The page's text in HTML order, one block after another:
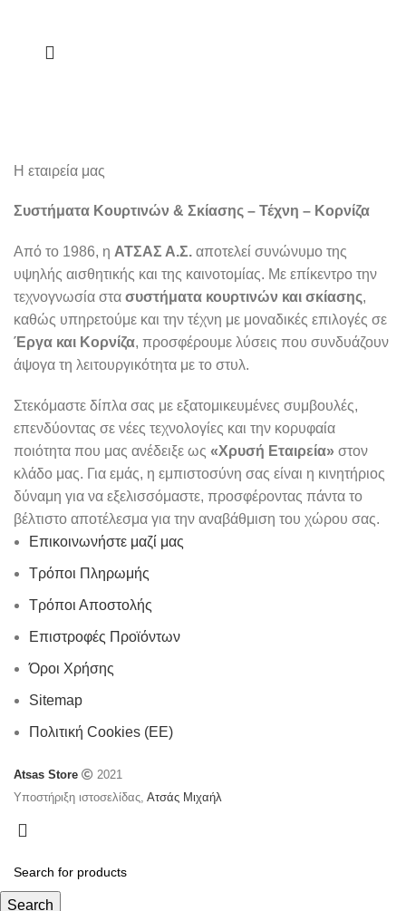
Η εταιρεία μας
Συστήματα Κουρτινών & Σκίασης – Τέχνη – Κορνίζα
Από το 1986, η ΑΤΣΑΣ Α.Σ. αποτελεί συνώνυμο της
υψηλής αισθητικής και της καινοτομίας. Με επίκεντρο την
τεχνογνωσία στα συστήματα κουρτινών και σκίασης,
καθώς υπηρετούμε και την τέχνη με μοναδικές επιλογές σε
Έργα και Κορνίζα, προσφέρουμε λύσεις που συνδυάζουν
άψογα τη λειτουργικότητα με το στυλ.
Στεκόμαστε δίπλα σας με εξατομικευμένες συμβουλές,
επενδύοντας σε νέες τεχνολογίες και την κορυφαία
ποιότητα που μας ανέδειξε ως «Χρυσή Εταιρεία» στον
κλάδο μας. Για εμάς, η εμπιστοσύνη σας είναι η κινητήριος
δύναμη για να εξελισσόμαστε, προσφέροντας πάντα το
βέλτιστο αποτέλεσμα για την αναβάθμιση του χώρου σας.
Επικοινωνήστε μαζί μας
Τρόποι Πληρωμής
Τρόποι Αποστολής
Επιστροφές Προϊόντων
Όροι Χρήσης
Sitemap
Πολιτική Cookies (ΕΕ)
Atsas Store
2021
Υποστήριξη ιστοσελίδας, Ατσάς Μιχαήλ
Search